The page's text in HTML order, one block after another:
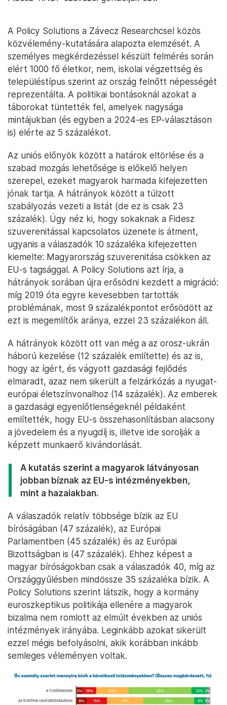
A Policy Solutions a Závecz Researchcsel közös
közvélemény-kutatására alapozta elemzését. A
személyes megkérdezéssel készült felmérés során
elért 1000 fő életkor, nem, iskolai végzettség és
településtípus szerint az ország felnőtt népességét
reprezentálta. A politikai bontásoknál azokat a
táborokat tüntették fel, amelyek nagysága
mintájukban (és egyben a 2024-es EP-választáson
is) elérte az 5 százalékot.
Az uniós előnyök között a határok eltörlése és a
szabad mozgás lehetősége is előkelő helyen
szerepel, ezeket magyarok harmada kifejezetten
jónak tartja. A hátrányok között a túlzott
szabályozás vezeti a listát (de ez is csak 23
százalék). Úgy néz ki, hogy sokaknak a Fidesz
szuverenitással kapcsolatos üzenete is átment,
ugyanis a válaszadók 10 százaléka kifejezetten
kiemelte: Magyarország szuverenitása csökken az
EU-s tagsággal. A Policy Solutions azt írja, a
hátrányok sorában újra erősödni kezdett a migráció:
míg 2019 óta egyre kevesebben tartották
problémának, most 9 százalékpontot erősödött az
ezt is megemlítők aránya, ezzel 23 százalékon áll.
A hátrányok között ott van még a az orosz-ukrán
háború kezelése (12 százalék említette) és az is,
hogy az ígért, és vágyott gazdasági fejlődés
elmaradt, azaz nem sikerült a felzárkózás a nyugat-
európai életszínvonalhoz (14 százalék). Az emberek
a gazdasági egyenlőtlenségeknél példaként
említették, hogy EU-s összehasonlításban alacsony
a jövedelem és a nyugdíj is, illetve ide sorolják a
képzett munkaerő kivándorlását.
A kutatás szerint a magyarok látványosan
jobban bíznak az EU-s intézményekben,
mint a hazaiakban.
A válaszadók relatív többsége bízik az EU
bíróságában (47 százalék), az Európai
Parlamentben (45 százalék) és az Európai
Bizottságban is (47 százalék). Ehhez képest a
magyar bíróságokban csak a válaszadók 40, míg az
Országgyűlésben mindössze 35 százaléka bízik. A
Policy Solutions szerint látszik, hogy a kormány
euroszkeptikus politikája ellenére a magyarok
bizalma nem romlott az elmúlt években az uniós
intézmények irányába. Leginkább azokat sikerült
ezzel mégis befolyásolni, akik korábban inkább
semleges véleményen voltak.